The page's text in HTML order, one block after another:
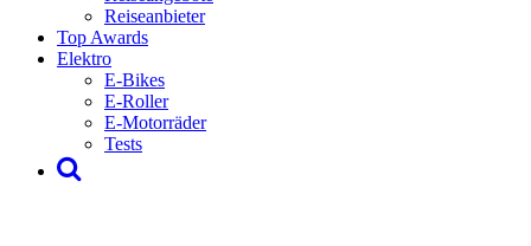
Reiseanbieter
Top Awards
Elektro
E-Bikes
E-Roller
E-Motorräder
Tests